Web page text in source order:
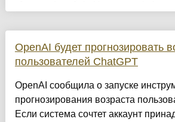
OpenAI будет прогнозировать
пользователей ChatGPT
OpenAI сообщила о запуске
прогнозирования возраста
Если система сочтет аккаунт